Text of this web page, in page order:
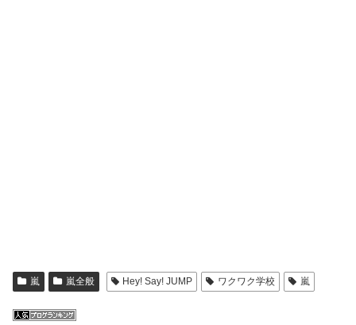
嵐 嵐全般 Hey! Say! JUMP ワクワク学校 嵐